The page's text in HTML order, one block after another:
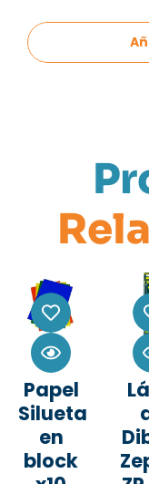
Papel
Silueta
en
block